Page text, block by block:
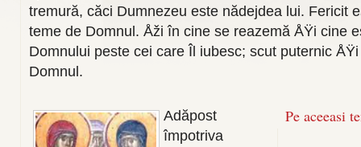
tremură, căci Dumnezeu este nădejdea lui. Fericit
teme de Domnul. Åži în cine se reazemă ÅŸi cine
Domnului peste cei care Îl iubesc; scut puternic
Domnul.
Pe aceeasi
Adăpost
împotriva